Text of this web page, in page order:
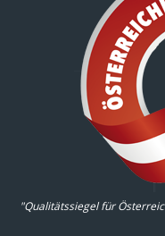
"Qualitätssiegel für